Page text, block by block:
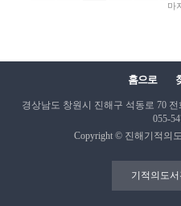
마
홈으로
경상남도 창원시 진해구 석동로 70전
055-
Copyright © 진해기적의
기적의도서